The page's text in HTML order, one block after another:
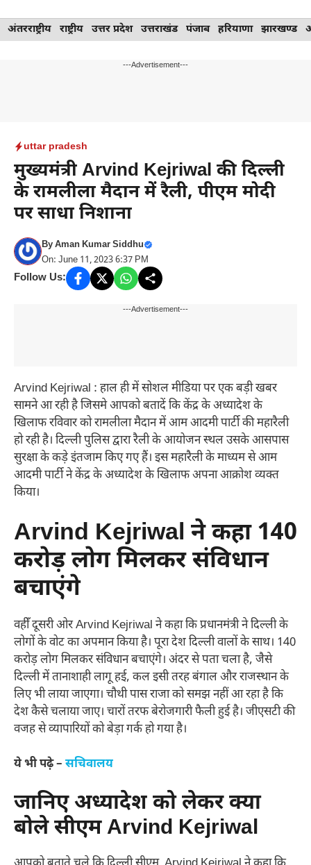
Skip
to
अंतरराष्ट्रीय राष्ट्रीय उत्तर प्रदेश उत्तराखंड पंजाब हरियाणा झारखण्ड
---Advertisement---
uttar pradesh
मुख्यमंत्री Arvind Kejriwal की दिल्ली
के रामलीला मैदान में रैली, पीएम मोदी
पर साधा निशाना
ByAman Kumar Siddhu
On: June 11, 2023 6:37 PM
Follow Us:
---Advertisement---
Arvind Kejriwal : हाल ही में सोशल मीडिया पर एक बड़ी खबर
सामने आ रही है जिसमे आपको बतादें कि केंद्र के अध्यादेश के
खिलाफ रविवार को रामलीला मैदान में आम आदमी पार्टी की महारैली
हो रही है। दिल्ली पुलिस द्वारा रैली के आयोजन स्थल उसके आसपास
सुरक्षा के कड़े इंतजाम किए गए हैं। इस महारैली के माध्यम से आम
आदमी पार्टी ने केंद्र के अध्यादेश के खिलाफ अपना आक्रोश व्यक्त
किया।
Arvind Kejriwal ने कहा 140
करोड़ लोग मिलकर संविधान
बचाएंगे
वहीँ दूसरी ओर Arvind Kejriwal ने कहा कि प्रधानमंत्री ने दिल्ली के
लोगों के वोट का अपमान किया है। पूरा देश दिल्ली वालों के साथ। 140
करोड़ लोग मिलकर संविधान बचाएंगे। अंदर से पता चला है, जैसे
दिल्ली में तानाशाही लागू हई, कल इसी तरह बंगाल और राजस्थान के
लिए भी लाया जाएगा। चौथी पास राजा को समझ नहीं आ रहा है कि
देश कैसे चलाया जाए। चारों तरफ बेरोजगारी फैली हुई है। जीएसटी की
वजह से व्यापारियों को बेड़ा गर्क हो गया है।
ये भी पढ़े – सचिवालय
जानिए अध्यादेश को लेकर क्या
बोले सीएम Arvind Kejriwal